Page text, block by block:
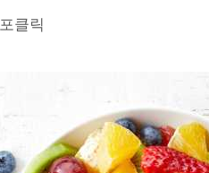
d
e
클릭